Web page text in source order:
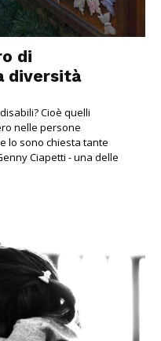
di
diversità
Cioè quelli
nelle persone
Ciapetti - una delle